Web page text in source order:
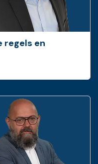
regels en